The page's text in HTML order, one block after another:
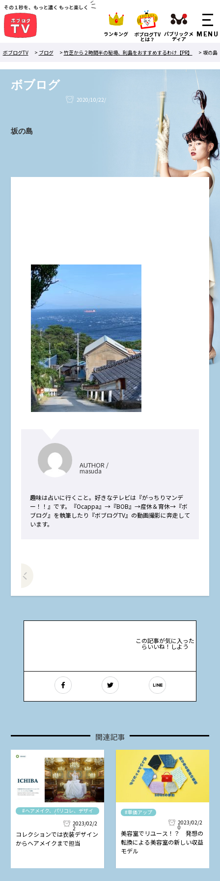
その１秒を、もっと濃く もっと楽しく
ランキング ボブログTV
とは？
パブリックメ
ディア
ボブログTV
> ブログ > 竹芝から２時間半の秘境、利島をおすすめするわけ【PR】 > 坂の島
ボブログ
2020/10/22/
坂の島
AUTHOR /
masuda
趣味は占いに行くこと。好きなテレビは『がっちりマンデ
ー！！』です。『Ocappa』→『BOB』→産休＆育休→『ボ
ブログ』を執筆したり『ボブログTV』の動画撮影に奔走して
います。
この記事が気に入った
らいいね！しよう
関連記事
#ヘアメイク、パリコレ、デザイ
ナー
2023/02/2
2
コレクションでは衣装デザイン
からヘアメイクまで担当
#単価アップ
2023/02/2
0
美容室でリユース！？ 発想の
転換による美容室の新しい収益
モデル